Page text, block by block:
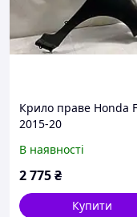
Крило праве Honda
2015-20
В наявності
2 775₴
Купити